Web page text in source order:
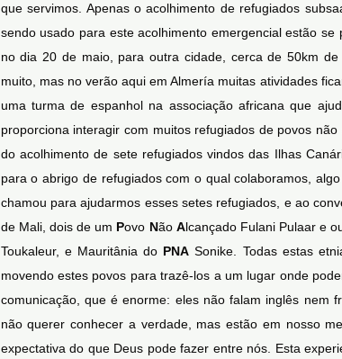
que servimos. Apenas o acolhimento de refugiados
sendo usado para este acolhimento emergencial estão
no dia 20 de maio, para outra cidade, cerca de 50km
muito, mas no verão aqui em Almería muitas atividades
uma turma de espanhol na associação africana que
proporciona interagir com muitos refugiados de povos
do acolhimento de sete refugiados vindos das Ilhas
para o abrigo de refugiados com o qual colaboramos,
chamou para ajudarmos esses setes refugiados, e ao
de Mali, dois de um Povo Não Alcançado Fulani Pulaar e
Toukaleur, e Mauritânia do PNA Sonike. Todas estas
movendo estes povos para trazê-los a um lugar onde
comunicação, que é enorme: eles não falam inglês nem
não querer conhecer a verdade, mas estão em nosso
expectativa do que Deus pode fazer entre nós. Esta